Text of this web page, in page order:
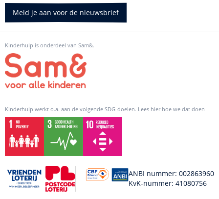
Meld je aan voor de nieuwsbrief
Kinderhulp is onderdeel van Sam&.
Kinderhulp werkt o.a. aan de volgende SDG-doelen. Lees hier hoe we dat doen
ANBI nummer: 002863960
KvK-nummer: 41080756